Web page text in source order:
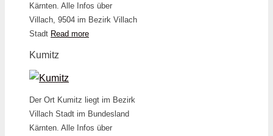
Kärnten. Alle Infos über
Villach, 9504 im Bezirk Villach
Stadt Read more
Kumitz
Der Ort Kumitz liegt im Bezirk
Villach Stadt im Bundesland
Kärnten. Alle Infos über